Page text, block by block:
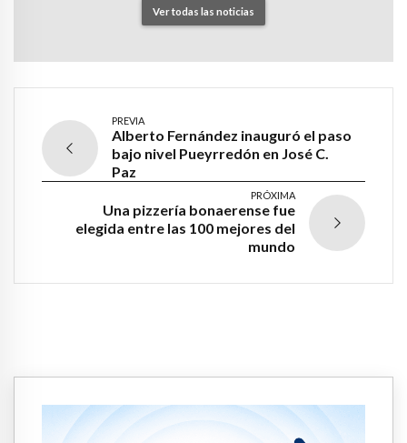
Ver todas las noticias
PREVIA
Alberto Fernández inauguró el paso
bajo nivel Pueyrredón en José C.
Paz
PRÓXIMA
Una pizzería bonaerense fue
elegida entre las 100 mejores del
mundo